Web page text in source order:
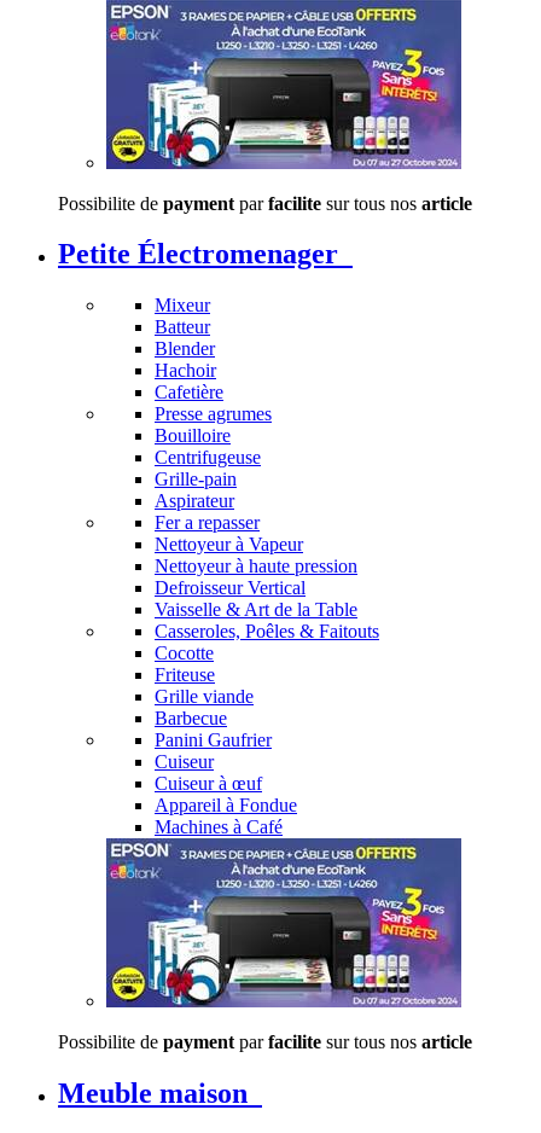
Possibilite de payment parfacilite sur tous nos article
Petite Électromenager
Mixeur
Batteur
Blender
Hachoir
Cafetière
Presse agrumes
Bouilloire
Centrifugeuse
Grille-pain
Aspirateur
Fer a repasser
Nettoyeur à Vapeur
Nettoyeur à haute pression
Defroisseur Vertical
Vaisselle & Art de la Table
Casseroles, Poêles & Faitouts
Cocotte
Friteuse
Grille viande
Barbecue
Panini Gaufrier
Cuiseur
Cuiseur à œuf
Appareil à Fondue
Machines à Café
Possibilite de payment parfacilite sur tous nos article
Meuble maison